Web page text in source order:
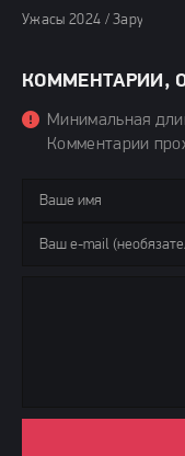
Ужасы 2024 /
КОММЕНТАРИИ,
Минимальная
Комментарии